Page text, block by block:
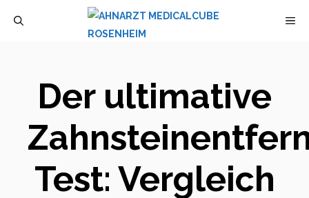
Der ultimative
Test: Vergleich